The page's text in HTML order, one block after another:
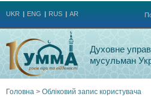
UKR ENG RUS AR
Духовне
мусульман
Головна > Обліковий запис користувача